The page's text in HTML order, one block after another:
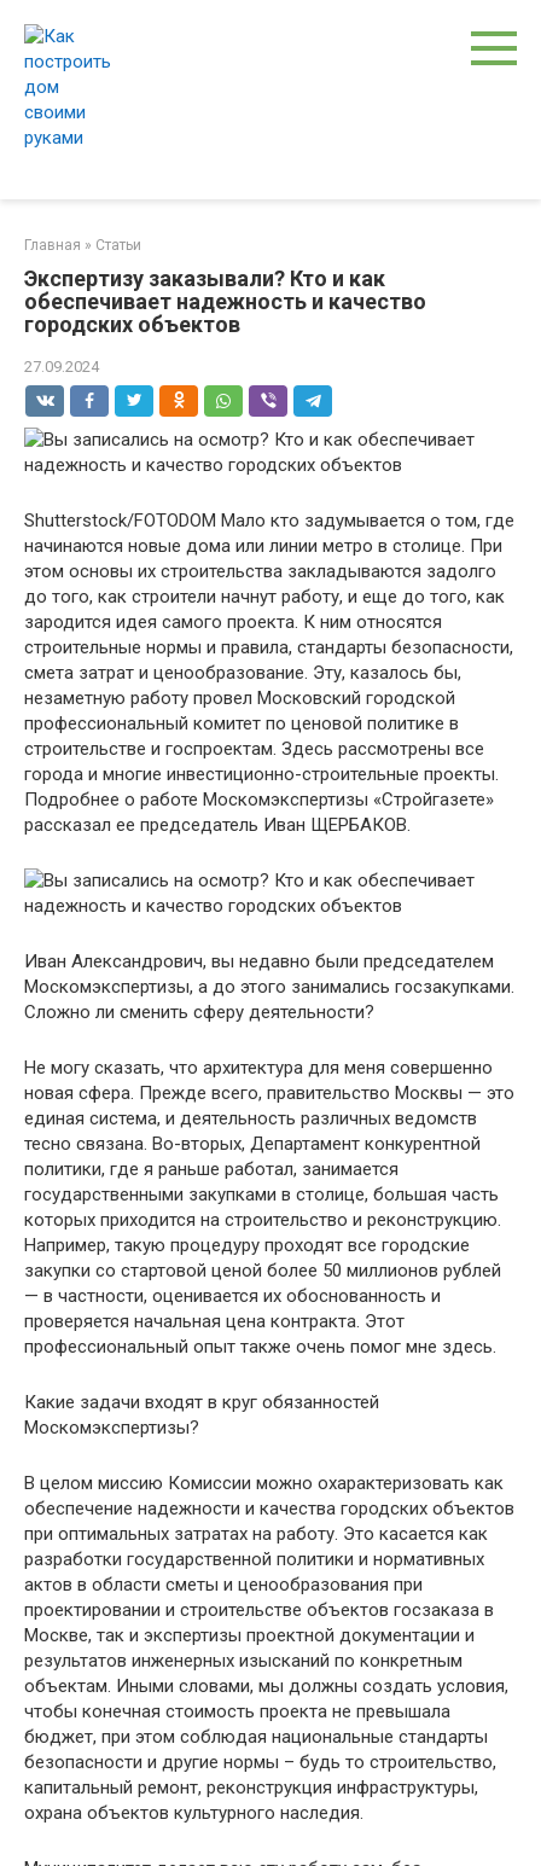
контенту
Главная » Статьи
Экспертизу заказывали? Кто и как
обеспечивает надежность и качество
городских объектов
27.09.2024
Shutterstock/FOTODOM Мало кто задумывается о том, где
начинаются новые дома или линии метро в столице. При
этом основы их строительства закладываются задолго
до того, как строители начнут работу, и еще до того, как
зародится идея самого проекта. К ним относятся
строительные нормы и правила, стандарты безопасности,
смета затрат и ценообразование. Эту, казалось бы,
незаметную работу провел Московский городской
профессиональный комитет по ценовой политике в
строительстве и госпроектам. Здесь рассмотрены все
города и многие инвестиционно-строительные проекты.
Подробнее о работе Москомэкспертизы «Стройгазете»
рассказал ее председатель Иван ЩЕРБАКОВ.
Иван Александрович, вы недавно были председателем
Москомэкспертизы, а до этого занимались госзакупками.
Сложно ли сменить сферу деятельности?
Не могу сказать, что архитектура для меня совершенно
новая сфера. Прежде всего, правительство Москвы — это
единая система, и деятельность различных ведомств
тесно связана. Во-вторых, Департамент конкурентной
политики, где я раньше работал, занимается
государственными закупками в столице, большая часть
которых приходится на строительство и реконструкцию.
Например, такую ​​процедуру проходят все городские
закупки со стартовой ценой более 50 миллионов рублей
— в частности, оценивается их обоснованность и
проверяется начальная цена контракта. Этот
профессиональный опыт также очень помог мне здесь.
Какие задачи входят в круг обязанностей
Москомэкспертизы?
В целом миссию Комиссии можно охарактеризовать как
обеспечение надежности и качества городских объектов
при оптимальных затратах на работу. Это касается как
разработки государственной политики и нормативных
актов в области сметы и ценообразования при
проектировании и строительстве объектов госзаказа в
Москве, так и экспертизы проектной документации и
результатов инженерных изысканий по конкретным
объектам. Иными словами, мы должны создать условия,
чтобы конечная стоимость проекта не превышала
бюджет, при этом соблюдая национальные стандарты
безопасности и другие нормы – будь то строительство,
капитальный ремонт, реконструкция инфраструктуры,
охрана объектов культурного наследия.